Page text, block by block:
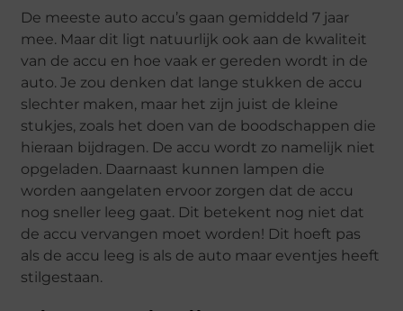
De meeste auto accu’s gaan gemiddeld 7 jaar
mee. Maar dit ligt natuurlijk ook aan de kwaliteit
van de accu en hoe vaak er gereden wordt in de
auto. Je zou denken dat lange stukken de accu
slechter maken, maar het zijn juist de kleine
stukjes, zoals het doen van de boodschappen die
hieraan bijdragen. De accu wordt zo namelijk niet
opgeladen. Daarnaast kunnen lampen die
worden aangelaten ervoor zorgen dat de accu
nog sneller leeg gaat. Dit betekent nog niet dat
de accu vervangen moet worden! Dit hoeft pas
als de accu leeg is als de auto maar eventjes heeft
stilgestaan.